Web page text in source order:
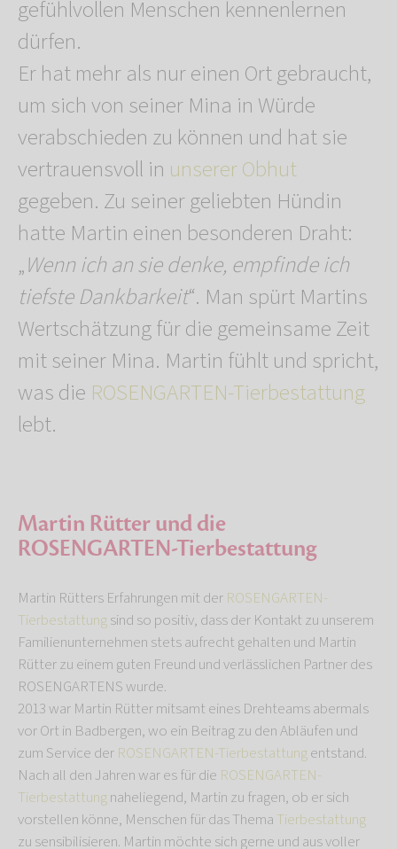
gefühlvollen Menschen kennenlernen
dürfen.
Er hat mehr als nur einen Ort gebraucht,
um sich von seiner Mina in Würde
verabschieden zu können und hat sie
vertrauensvoll in unserer Obhut
gegeben. Zu seiner geliebten Hündin
hatte Martin einen besonderen Draht:
„Wenn ich an sie denke, empfinde ich
tiefste Dankbarkeit“. Man spürt Martins
Wertschätzung für die gemeinsame Zeit
mit seiner Mina. Martin fühlt und spricht,
was die ROSENGARTEN-Tierbestattung
lebt.
Martin Rütter und die
ROSENGARTEN-Tierbestattung
Martin Rütters Erfahrungen mit der ROSENGARTEN-
Tierbestattungsind so positiv, dass der Kontakt zu unserem
Familienunternehmen stets aufrecht gehalten und Martin
Rütter zu einem guten Freund und verlässlichen Partner des
ROSENGARTENS wurde.
2013 war Martin Rütter mitsamt eines Drehteams abermals
vor Ort in Badbergen, wo ein Beitrag zu den Abläufen und
zum Service der ROSENGARTEN-Tierbestattungentstand.
Nach all den Jahren war es für die ROSENGARTEN-
Tierbestattungnaheliegend, Martin zu fragen, ob er sich
vorstellen könne, Menschen für das Thema Tierbestattung
zu sensibilisieren. Martin möchte sich gerne und aus voller